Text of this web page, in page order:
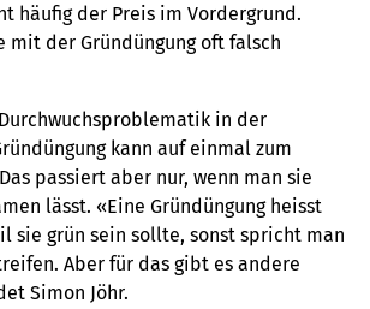
häufig der Preis im Vordergrund.
mit der Gründüngung oft falsch
in der
kann auf einmal zum
passiert aber nur, wenn man sie
lässt. «Eine Gründüngung heisst
sie grün sein sollte, sonst spricht man
Aber für das gibt es andere
Simon Jöhr.